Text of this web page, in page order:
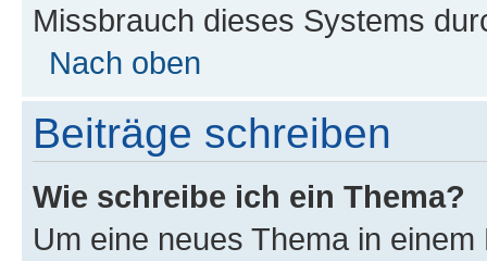
Missbrauch dieses Systems
Nach oben
Beiträge schreiben
Wie schreibe ich ein Thema?
Um eine neues Thema in